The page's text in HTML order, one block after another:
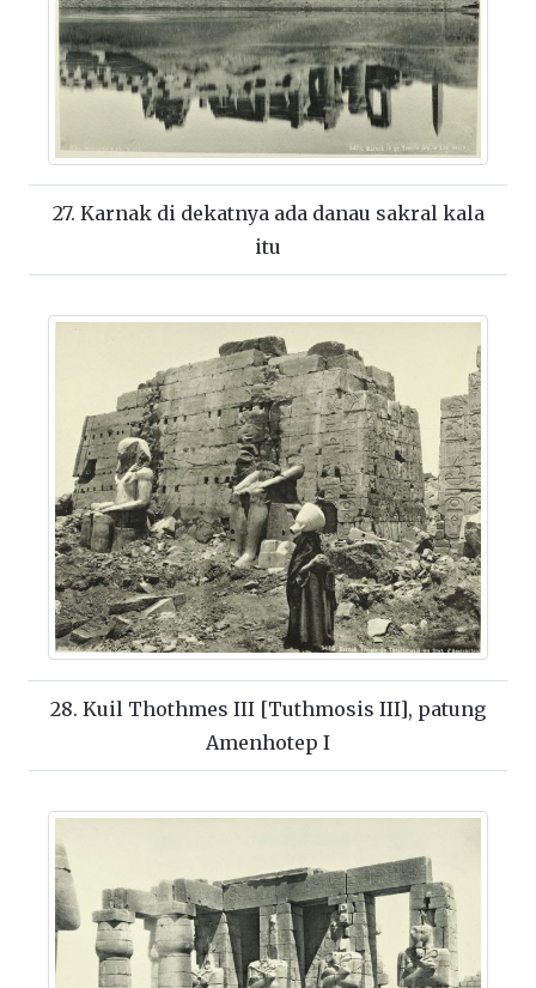
27. Karnak di dekatnya ada danau sakral kala
itu
28. Kuil Thothmes III [Tuthmosis III], patung
Amenhotep I